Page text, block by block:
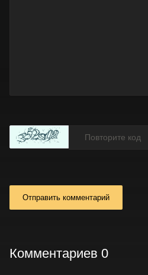
Отправить комментарий
Комментариев 0